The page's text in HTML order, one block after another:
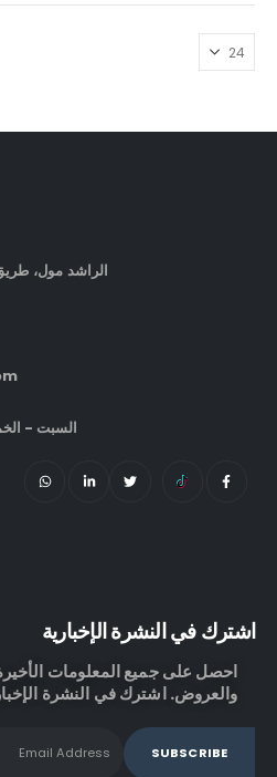
ر.س
الراشد مول،
السبت - الخميس/ 9:00
اشترك في النشرة الإخبارية
احصل على جميع المعلومات
والعروض. اشترك في النشرة